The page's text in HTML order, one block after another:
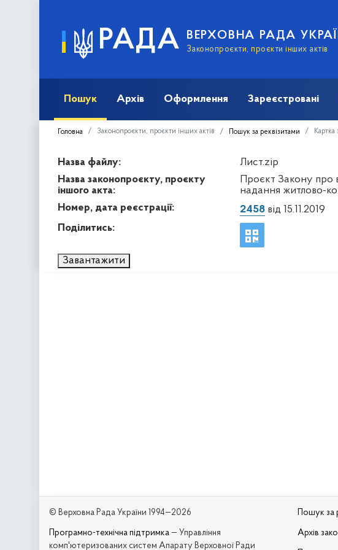
РАДА ВЕРХОВНА РАДА
Законопроєкти, проєкти інших актів
Пошук Архів Оформлення Зареєстровані
Головна Законопроєкти, проєкти інших актів Пошук за реквізитами
Назва файлу:
Лист.zip
Назва законопроєкту, проєкту
іншого акта:
Проєкт Закону про
надання житлово-
Номер, дата реєстрації:
2458від 15.11.2019
Поділитись:
Завантажити
© Верховна Рада України 1994—2026
Програмно-технічна підтримка — Управління
комп'ютеризованих систем Апарату Верховної Ради
Пошук за
Архів